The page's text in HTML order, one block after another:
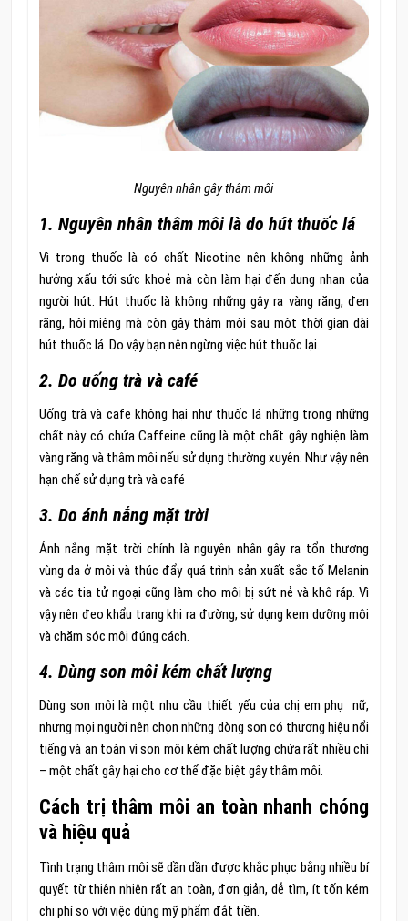
Nguyên nhân gây thâm môi
1. Nguyên nhân thâm môi là do hút thuốc lá
Vì trong thuốc là có chất Nicotine nên không những ảnh
hưởng xấu tới sức khoẻ mà còn làm hại đến dung nhan của
người hút. Hút thuốc là không những gây ra vàng răng, đen
răng, hôi miệng mà còn gây thâm môi sau một thời gian dài
hút thuốc lá. Do vậy bạn nên ngừng việc hút thuốc lại.
2. Do uống trà và café
Uống trà và cafe không hại như thuốc lá những trong những
chất này có chứa Caffeine cũng là một chất gây nghiện làm
vàng răng và thâm môi nếu sử dụng thường xuyên. Như vậy nên
hạn chế sử dụng trà và café
3. Do ánh nắng mặt trời
Ánh nắng mặt trời chính là nguyên nhân gây ra tổn thương
vùng da ở môi và thúc đẩy quá trình sản xuất sắc tố Melanin
và các tia tử ngoại cũng làm cho môi bị sứt nẻ và khô ráp. Vì
vậy nên đeo khẩu trang khi ra đường, sử dụng kem dưỡng môi
và chăm sóc môi đúng cách.
4. Dùng son môi kém chất lượng
Dùng son môi là một nhu cầu thiết yếu của chị em phụ nữ,
nhưng mọi người nên chọn những dòng son có thương hiệu nổi
tiếng và an toàn vì son môi kém chất lượng chứa rất nhiều chì
– một chất gây hại cho cơ thể đặc biệt gây thâm môi.
Cách trị thâm môi an toàn nhanh chóng
và hiệu quả
Tình trạng thâm môi sẽ dần dần được khắc phục bằng nhiều bí
quyết từ thiên nhiên rất an toàn, đơn giản, dễ tìm, ít tốn kém
chi phí so với việc dùng mỹ phẩm đắt tiền.